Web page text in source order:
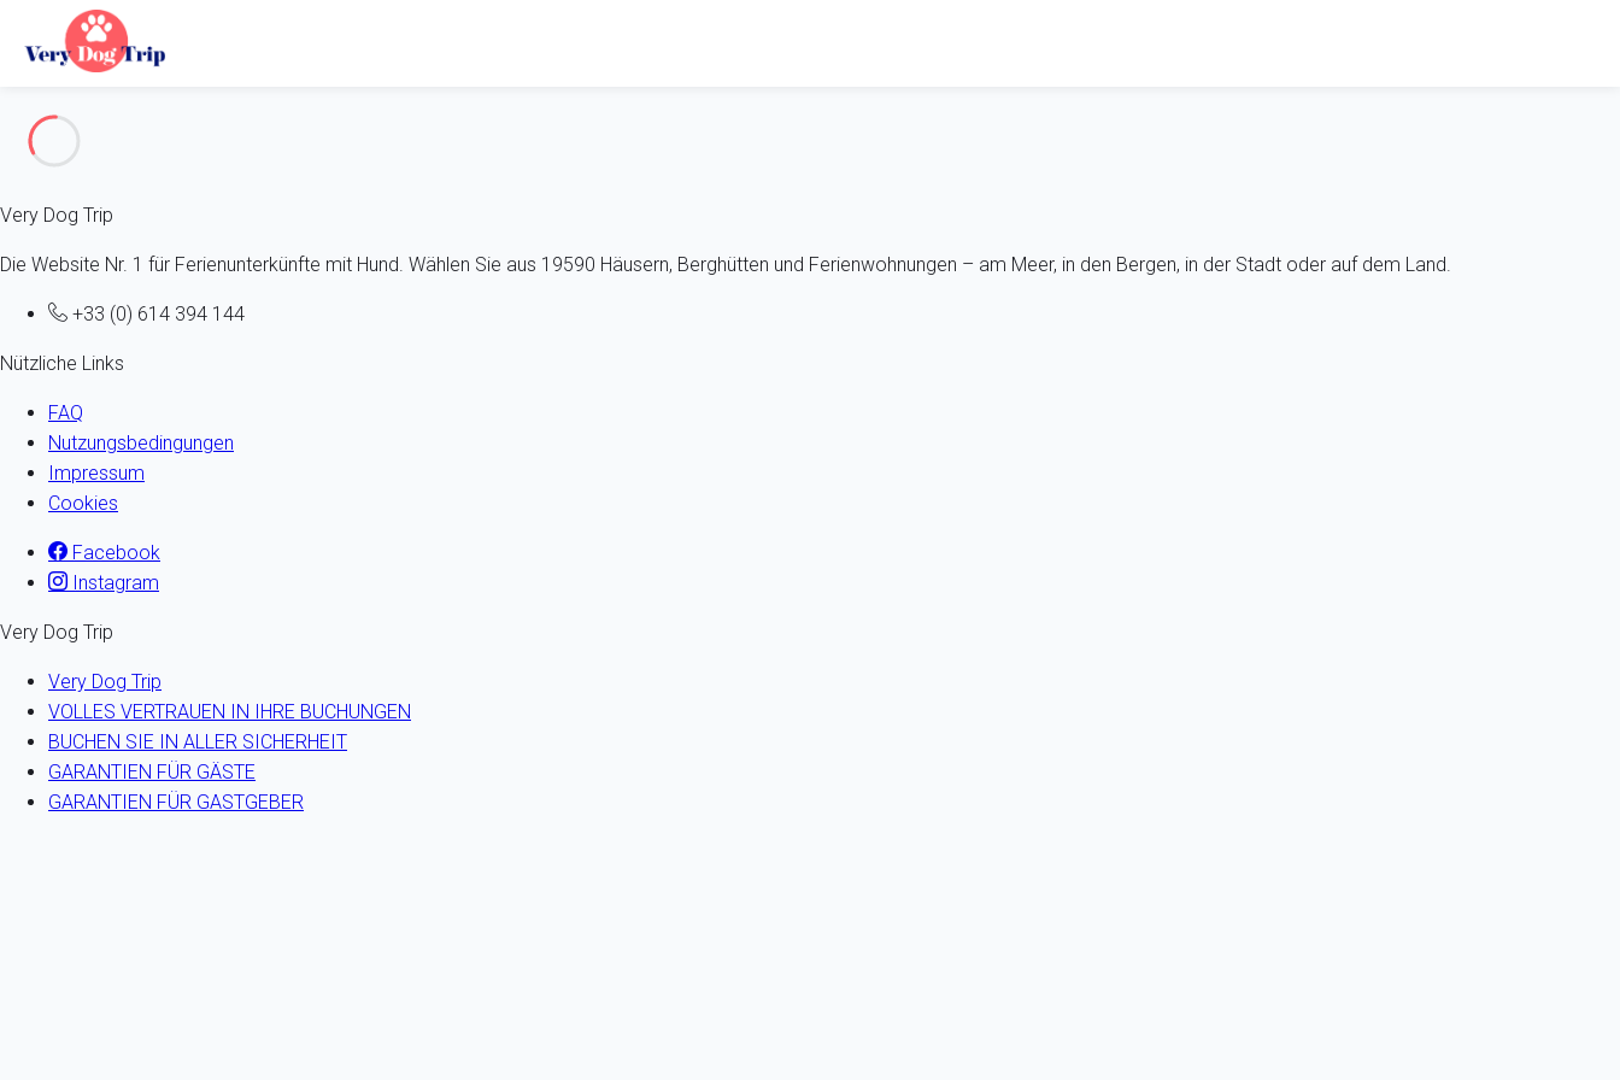
Fehler 404
Very Dog Trip
Die Website Nr. 1 für Ferienunterkünfte mit Hund. Wählen Sie aus 19590 Häusern, Berghütten und Ferienwohnungen – am Meer, in den Bergen, in der Stadt oder auf dem Land.
+33 (0) 614 394 144
Nützliche Links
FAQ
Nutzungsbedingungen
Impressum
Cookies
Facebook
Instagram
Very Dog Trip
Very Dog Trip
VOLLES VERTRAUEN IN IHRE BUCHUNGEN
BUCHEN SIE IN ALLER SICHERHEIT
GARANTIEN FÜR GÄSTE
GARANTIEN FÜR GASTGEBER